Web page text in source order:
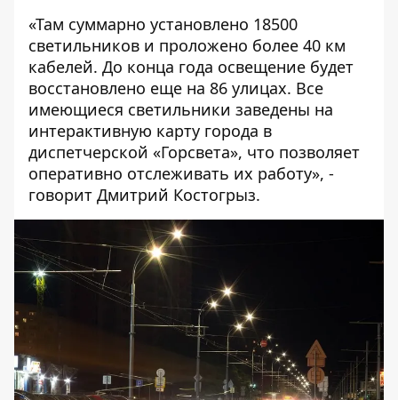
«Там суммарно установлено 18500
светильников и проложено более 40 км
кабелей. До конца года освещение будет
восстановлено еще на 86 улицах. Все
имеющиеся светильники заведены на
интерактивную карту города в
диспетчерской «Горсвета», что позволяет
оперативно отслеживать их работу», -
говорит Дмитрий Костогрыз.